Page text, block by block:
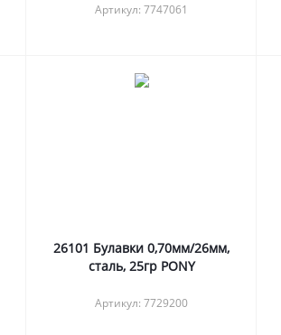
Артикул: 7747061
26101 Булавки 0,70мм/26мм,
сталь, 25гр PONY
Артикул: 7729200